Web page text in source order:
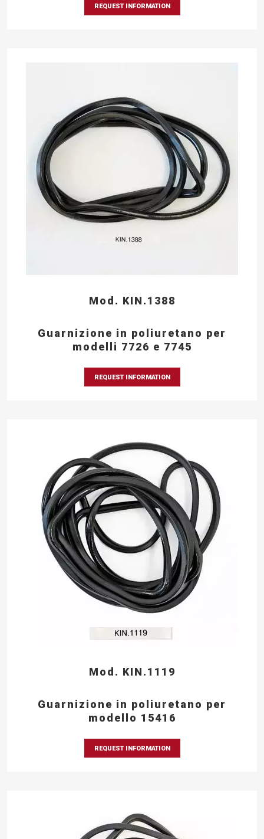
REQUEST INFORMATION
Mod. KIN.1388
Guarnizione in poliuretano per
modelli 7726 e 7745
REQUEST INFORMATION
Mod. KIN.1119
Guarnizione in poliuretano per
modello 15416
REQUEST INFORMATION